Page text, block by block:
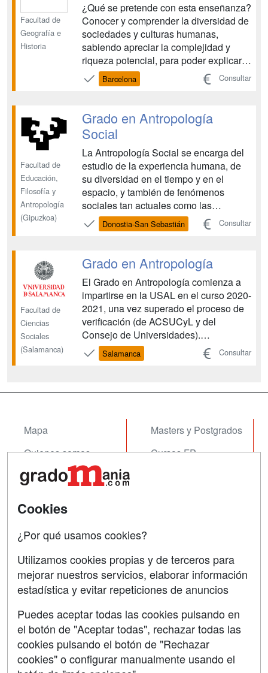
Facultad de
Geografía e
Historia
¿Qué se pretende con esta enseñanza?
Conocer y comprender la diversidad de
sociedades y culturas humanas,
sabiendo apreciar la complejidad y
riqueza potencial, para poder explicar
las causas de esta variedad. Conocer y
desarrollar el estudio comparado de las
conocimiento detallado de los ámbitos
temáticos de ...
Barcelona Consultar
Facultad de
Educación,
Filosofía y
Antropología
(Gipuzkoa)
Grado en Antropología
Social
La Antropología Social se encarga del
estudio de la experiencia humana, de
su diversidad en el tiempo y en el
espacio, y también de fenómenos
sociales tan actuales como las
desigualdades socioeconómicas, las
identidades étnicas, de clase, de
inmigración y las políticas sociales, las
manifestaciones complejas de la c...
Donostia-San Sebastián Consultar
Facultad de
Ciencias
Sociales
(Salamanca)
Grado en Antropología
El Grado en Antropología comienza a
impartirse en la USAL en el curso 2020-
2021, una vez superado el proceso de
verificación (de ACSUCyL y del
Consejo de Universidades).
Proporciona una formación integral,
avanzada y de calidad orientada a
Salamanca Consultar
Mapa
Quienes somos
Tarifas publicidad
Masters y Postgrados
Cursos FP
Contactar
Confidencialidad
Copyleft
SÍGUENOS EN:
Cookies
¿Por qué usamos cookies?
Utilizamos cookies propias y de terceros para
mejorar nuestros servicios, elaborar información
estadística y evitar repeticiones de anuncios
Puedes aceptar todas las cookies pulsando en
el botón de "Aceptar todas", rechazar todas las
cookies pulsando el botón de "Rechazar
cookies" o configurar manualmente usando el